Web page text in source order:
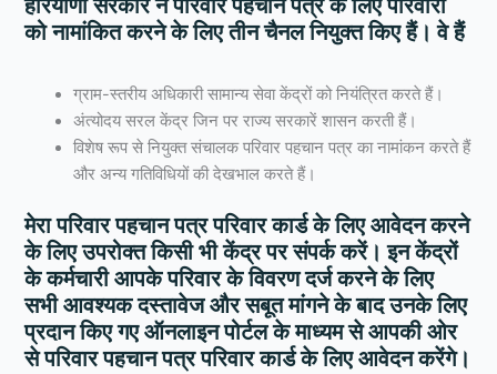
हरियाणा सरकार ने परिवार पहचान पत्र के लिए परिवारों
को नामांकित करने के लिए तीन चैनल नियुक्त किए हैं। वे हैं
ग्राम-स्तरीय अधिकारी सामान्य सेवा केंद्रों को नियंत्रित करते हैं।
अंत्योदय सरल केंद्र जिन पर राज्य सरकारें शासन करती हैं।
विशेष रूप से नियुक्त संचालक परिवार पहचान पत्र का नामांकन करते हैं
और अन्य गतिविधियों की देखभाल करते हैं।
मेरा परिवार पहचान पत्र परिवार कार्ड के लिए आवेदन करने
के लिए उपरोक्त किसी भी केंद्र पर संपर्क करें। इन केंद्रों
के कर्मचारी आपके परिवार के विवरण दर्ज करने के लिए
सभी आवश्यक दस्तावेज और सबूत मांगने के बाद उनके लिए
प्रदान किए गए ऑनलाइन पोर्टल के माध्यम से आपकी ओर
से परिवार पहचान पत्र परिवार कार्ड के लिए आवेदन करेंगे।